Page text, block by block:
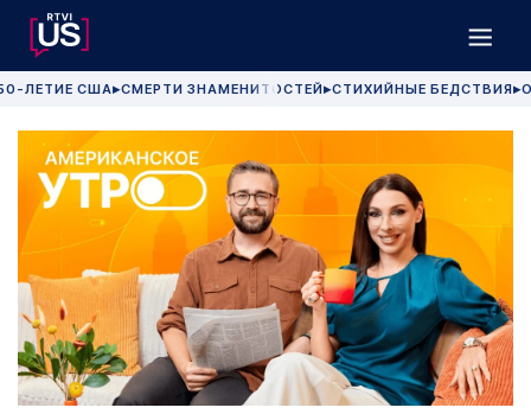
ЛЕТИЕ США▶СМЕРТИ ЗНАМЕНИТОСТЕЙ▶СТИХИЙНЫЕ БЕДСТВИЯ▶